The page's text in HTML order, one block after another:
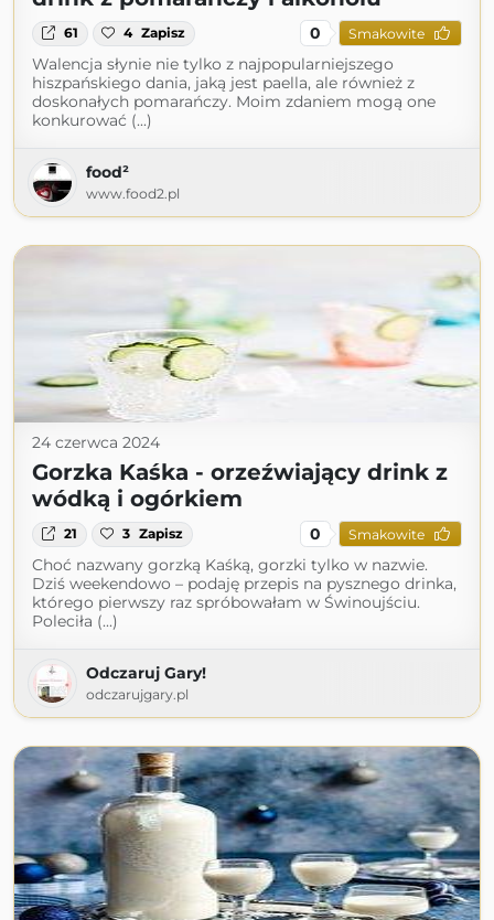
61 4 Zapisz 0 Smakowite
Walencja słynie nie tylko z najpopularniejszego
hiszpańskiego dania, jaką jest paella, ale również z
doskonałych pomarańczy. Moim zdaniem mogą one
konkurować (...)
food²
www.food2.pl
24 czerwca 2024
Gorzka Kaśka - orzeźwiający drink z
wódką i ogórkiem
21 3 Zapisz 0 Smakowite
Choć nazwany gorzką Kaśką, gorzki tylko w nazwie.
Dziś weekendowo – podaję przepis na pysznego drinka,
którego pierwszy raz spróbowałam w Świnoujściu.
Poleciła (...)
Odczaruj Gary!
odczarujgary.pl